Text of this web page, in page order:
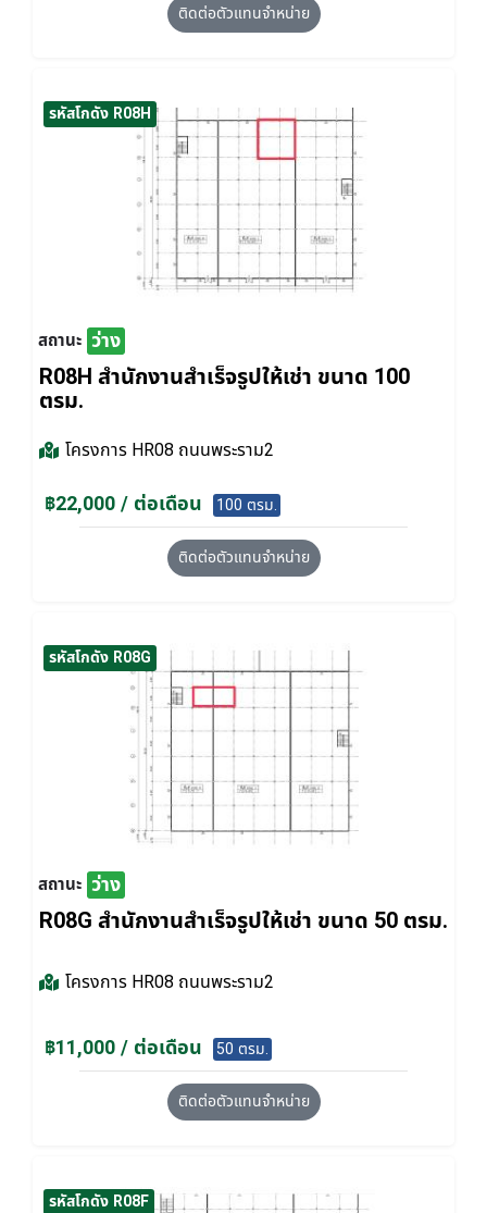
ติดต่อตัวแทนจำหน่าย
รหัสโกดัง R08H
สถานะ ว่าง
R08H สำนักงานสำเร็จรูปให้เช่า ขนาด 100
ตรม.
โครงการ HR08 ถนนพระราม2
฿22,000 / ต่อเดือน 100 ตรม.
ติดต่อตัวแทนจำหน่าย
รหัสโกดัง R08G
สถานะ ว่าง
R08G สำนักงานสำเร็จรูปให้เช่า ขนาด 50 ตรม.
โครงการ HR08 ถนนพระราม2
฿11,000 / ต่อเดือน 50 ตรม.
ติดต่อตัวแทนจำหน่าย
รหัสโกดัง R08F